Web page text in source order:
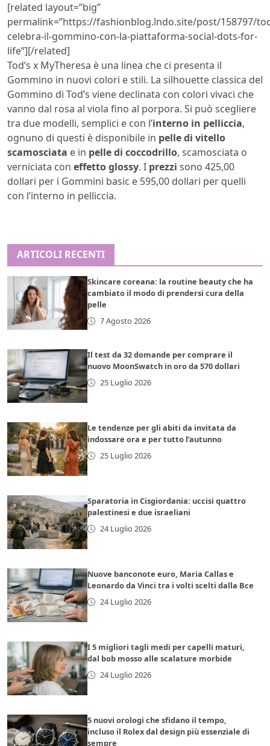
[related layout=”big”
permalink=”https://fashionblog.lndo.site/post/158797/
celebra-il-gommino-con-la-piattaforma-social-dots-for-
life”][/related]
Tod’s x MyTheresa è una linea che ci presenta il
Gommino in nuovi colori e stili. La silhouette classica del
Gommino di Tod’s viene declinata con colori vivaci che
vanno dal rosa al viola fino al porpora. Si può scegliere
tra due modelli, semplici e con l’interno in pelliccia,
ognuno di questi è disponibile in pelle di vitello
scamosciata e in pelle di coccodrillo, scamosciata o
verniciata con effetto glossy. I prezzi sono 425,00
dollari per i Gommini basic e 595,00 dollari per quelli
con l’interno in pelliccia.
ARTICOLI RECENTI
Skincare coreana: la routine beauty che ha
cambiato il modo di prendersi cura della
pelle
7 Agosto 2026
Il test da 32 domande per comprare il
nuovo MoonSwatch in oro da 570 dollari
25 Luglio 2026
Le tendenze per gli abiti da invitata da
indossare ora e per tutto l’autunno
25 Luglio 2026
Sparatoria in Cisgiordania: uccisi quattro
palestinesi e due israeliani
24 Luglio 2026
Nuove banconote euro, Maria Callas e
Leonardo da Vinci tra i volti scelti dalla Bce
24 Luglio 2026
I 5 migliori tagli medi per capelli maturi,
dal bob mosso alle scalature morbide
24 Luglio 2026
5 nuovi orologi che sfidano il tempo,
incluso il Rolex dal design più essenziale di
sempre